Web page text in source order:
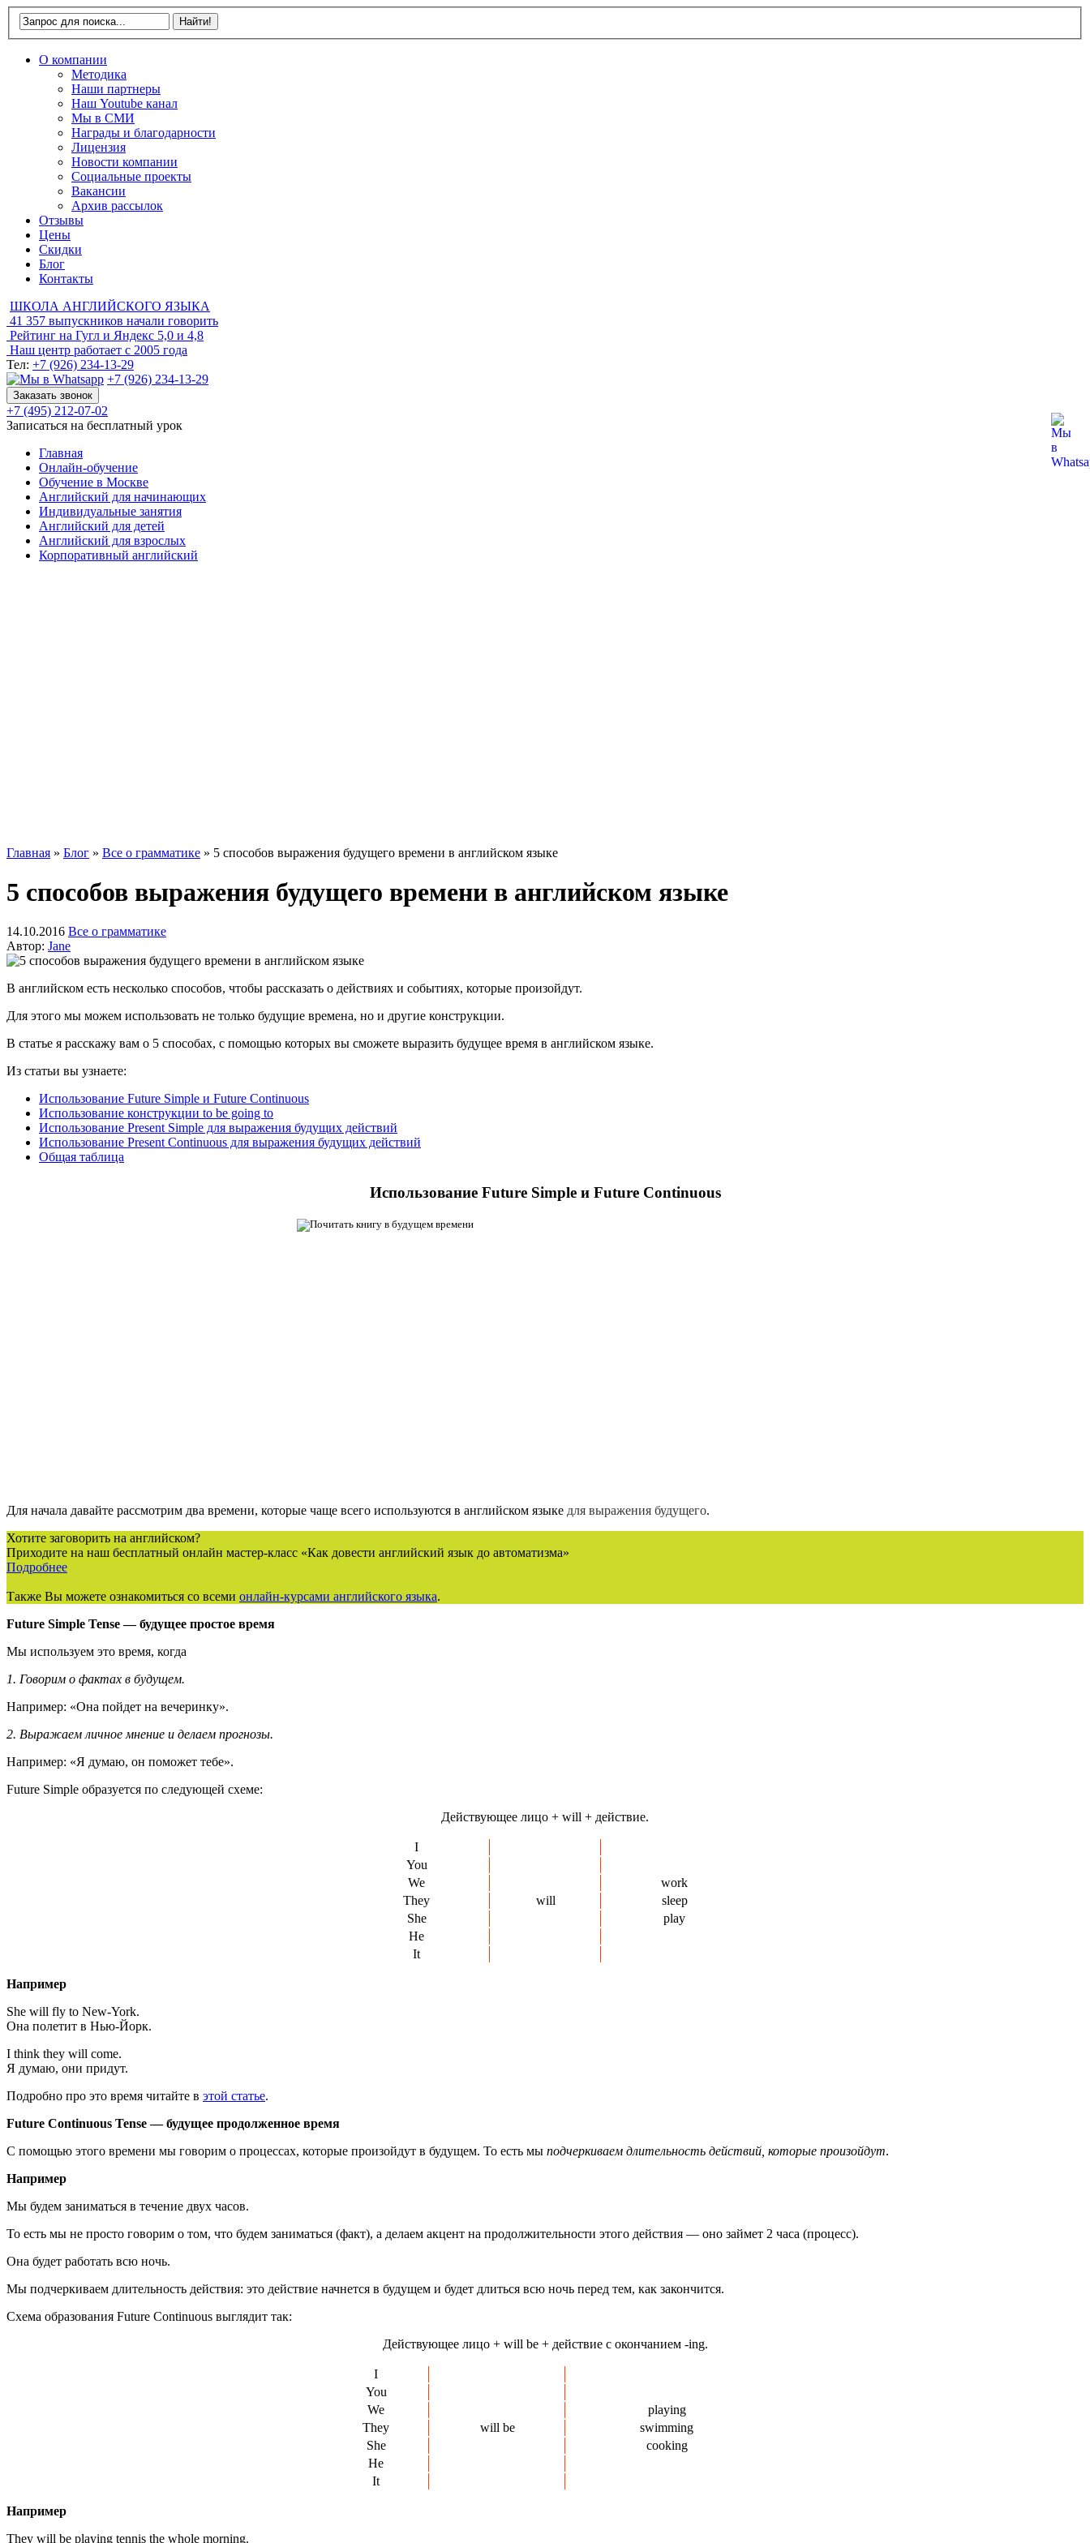
О компании
Методика
Наши партнеры
Наш Youtube канал
Мы в СМИ
Награды и благодарности
Лицензия
Новости компании
Социальные проекты
Вакансии
Архив рассылок
Отзывы
Цены
Скидки
Блог
Контакты
ШКОЛА АНГЛИЙСКОГО ЯЗЫКА
41 357 выпускников начали говорить
Рейтинг на Гугл и Яндекс 5,0 и 4,8
Наш центр работает с 2005 года
Тел: +7 (926) 234-13-29
+7 (926) 234-13-29
Заказать звонок
+7 (495) 212-07-02
Записаться на бесплатный урок
Главная
Онлайн-обучение
Обучение в Москве
Английский для начинающих
Индивидуальные занятия
Английский для детей
Английский для взрослых
Корпоративный английский
Главная » Блог » Все о грамматике » 5 способов выражения будущего времени в английском языке
5 способов выражения будущего времени в английском языке
14.10.2016 Все о грамматике
Автор: Jane
В английском есть несколько способов, чтобы рассказать о действиях и событиях, которые произойдут.
Для этого мы можем использовать не только будущие времена, но и другие конструкции.
В статье я расскажу вам о 5 способах, с помощью которых вы сможете выразить будущее время в английском языке.
Из статьи вы узнаете:
Использование Future Simple и Future Continuous
Использование конструкции to be going to
Использование Present Simple для выражения будущих действий
Использование Present Continuous для выражения будущих действий
Общая таблица
Использование Future Simple и Future Continuous
Для начала давайте рассмотрим два времени, которые чаще всего используются в английском языке для выражения будущего.
Хотите заговорить на английском?
Приходите на наш бесплатный онлайн мастер-класс «Как довести английский язык до автоматизма»
Подробнее
Также Вы можете ознакомиться со всеми онлайн-курсами английского языка.
Future Simple Tense— будущее простое время
Мы используем это время, когда
1. Говорим о фактах в будущем.
Например: «Она пойдет на вечеринку».
2. Выражаем личное мнение и делаем прогнозы.
Например: «Я думаю, он поможет тебе».
Future Simple образуется по следующей схеме:
Действующее лицо + will + действие.
I
You
We
work
They
will
sleep
She
play
He
It
Например
She will fly to New-York.
Она полетит в Нью-Йорк.
I think they will come.
Я думаю, они придут.
Подробно про это время читайте в этой статье.
Future Continuous Tense— будущее продолженное время
С помощью этого времени мы говорим о процессах, которые произойдут в будущем. То есть мы подчеркиваем длительность действий, которые произойдут.
Например
Мы будем заниматься в течение двух часов.
То есть мы не просто говорим о том, что будем заниматься (факт), а делаем акцент на продолжительности этого действия — оно займет 2 часа (процесс).
Она будет работать всю ночь.
Мы подчеркиваем длительность действия: это действие начнется в будущем и будет длиться всю ночь перед тем, как закончится.
Схема образования Future Continuous выглядит так:
Действующее лицо + will be + действие с окончанием -ing.
I
You
We
playing
They
will be
swimming
She
cooking
He
It
Например
They will be playing tennis the whole morning.